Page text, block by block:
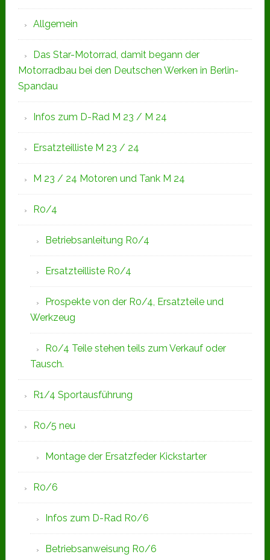
Allgemein
Das Star-Motorrad, damit begann der
Motorradbau bei den Deutschen Werken in Berlin-
Spandau
Infos zum D-Rad M 23 / M 24
Ersatzteilliste M 23 / 24
M 23 / 24 Motoren und Tank M 24
R0/4
Betriebsanleitung R0/4
Ersatzteilliste R0/4
Prospekte von der R0/4, Ersatzteile und
Werkzeug
R0/4 Teile stehen teils zum Verkauf oder
Tausch.
R1/4 Sportausführung
R0/5 neu
Montage der Ersatzfeder Kickstarter
R0/6
Infos zum D-Rad R0/6
Betriebsanweisung R0/6